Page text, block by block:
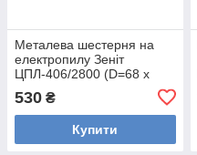
Металева шестерня на
електропилу Зеніт
ЦПЛ-406/2800 (D=68 x
530 ₴
Купити